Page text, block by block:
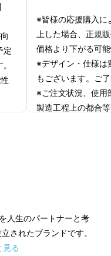
定
※皆様の応援購入に
上した場合、正規
価格より下がる可
※デザイン・仕様は
もございます。ご
※ご注文状況、使用
製造工程上の都合
人生のパートナーと考
されたブランドです。
見る